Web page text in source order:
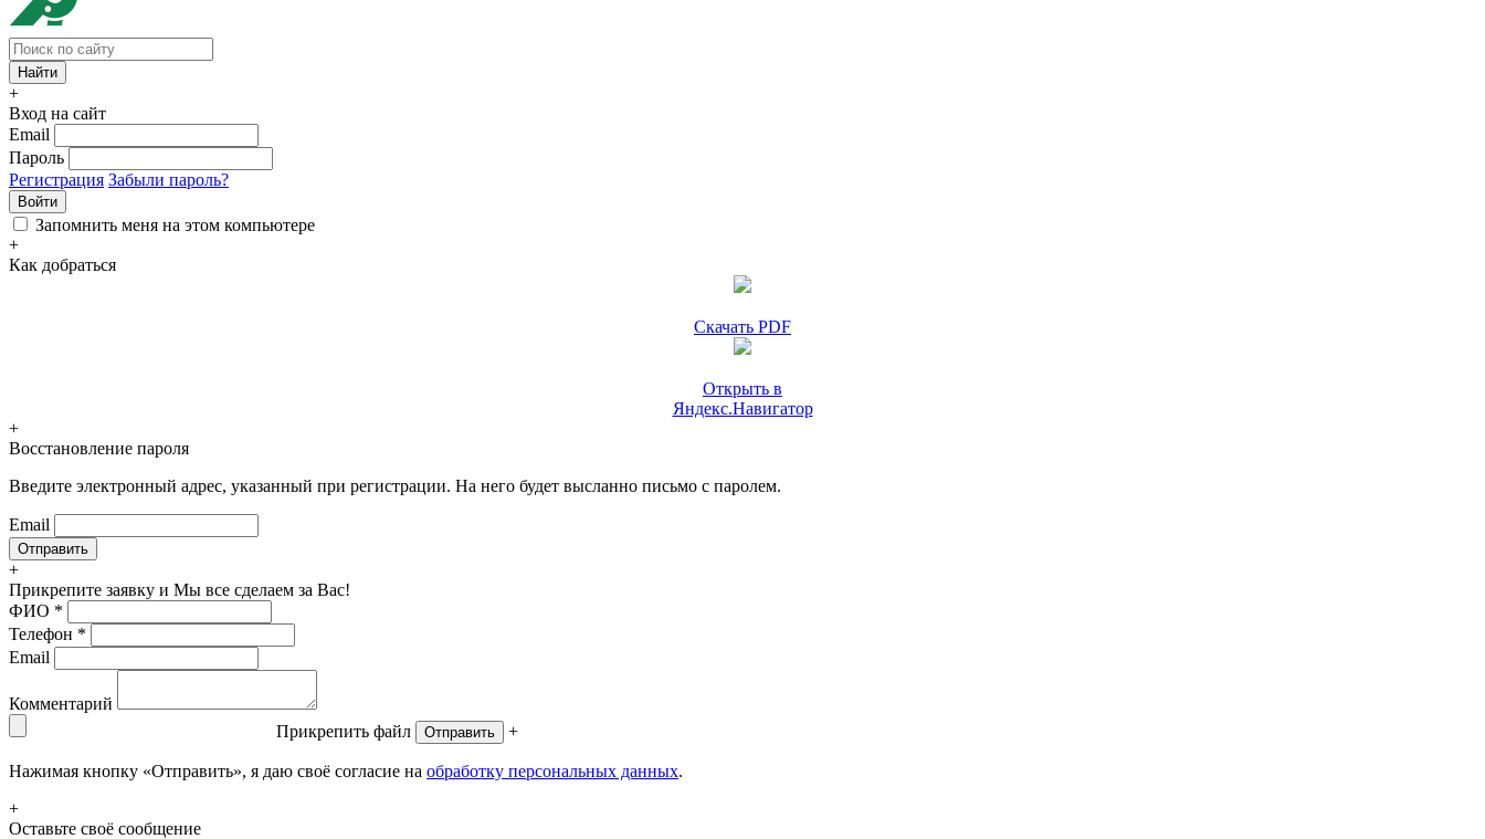
+
Вход на сайт
Email
Пароль
Регистрация Забыли пароль?
Войти
Запомнить меня на этом компьютере
+
Как добраться
Скачать PDF
Открыть в
Яндекс.Навигатор
+
Восстановление пароля
Введите электронный адрес, указанный при регистрации. На него будет высланно письмо с паролем.
Email
+
Прикрепите заявку и Мы все сделаем за Вас!
ФИО *
Телефон *
Email
Комментарий
Прикрепить файл
Отправить +
Нажимая кнопку «Отправить», я даю своё согласие на обработку персональных данных.
+
Оставьте своё сообщение